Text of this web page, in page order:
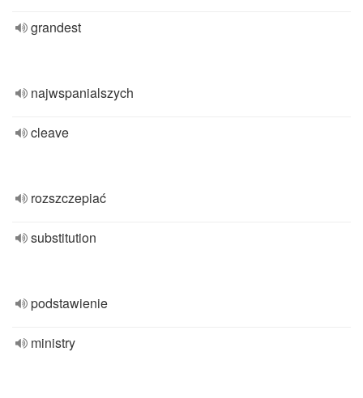
grandest
najwspanialszych
cleave
rozszczepiać
substitution
podstawienie
ministry